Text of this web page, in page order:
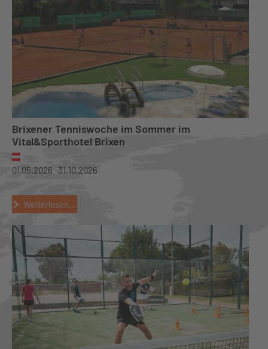
Brixener Tenniswoche im Sommer im
Vital&Sporthotel Brixen
01.05.2026 -31.10.2026
Weiterlesen...